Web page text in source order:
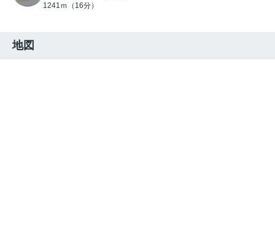
1241ｍ（16分）
地図